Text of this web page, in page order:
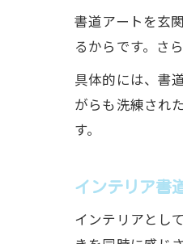
書道アートを玄
るからです。さ
具体的には、書
がらも洗練され
す。
インテリア書
インテリアとし